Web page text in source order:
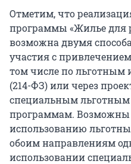
Отметим, что
программы «Жилье для
возможна двумя
участия с
том числе по
(214-ФЗ) или через
специальным
программам. Возможны
использованию
обоим направлениям
использовании